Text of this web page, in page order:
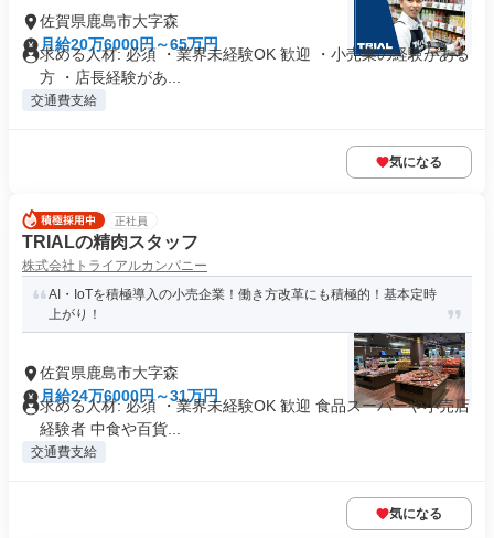
佐賀県鹿島市大字森
月給20万6000円～65万円
求める人材: 必須 ・業界未経験OK 歓迎 ・小売業の経験がある
方 ・店長経験があ...
交通費支給
気になる
正社員
TRIALの精肉スタッフ
株式会社トライアルカンパニー
AI・IoTを積極導入の小売企業！働き方改革にも積極的！基本定時
上がり！
佐賀県鹿島市大字森
月給24万6000円～31万円
求める人材: 必須 ・業界未経験OK 歓迎 食品スーパーや小売店
経験者 中食や百貨...
交通費支給
気になる